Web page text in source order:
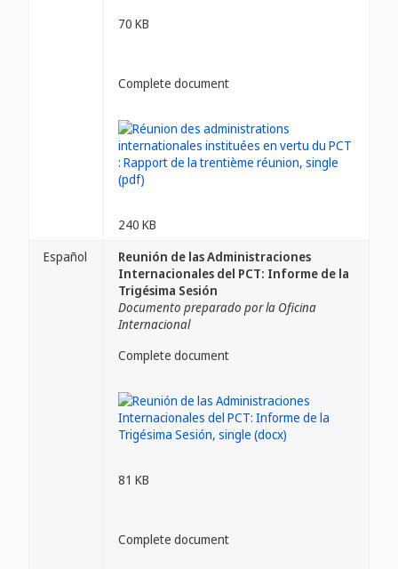
70 KB
Complete document
240 KB
Español
Reunión de las Administraciones
Internacionales del PCT: Informe de la
Trigésima Sesión
Documento preparado por la Oficina
Internacional
Complete document
81 KB
Complete document